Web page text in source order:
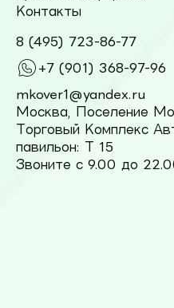
Контакты
8 (495) 723-86-77
+7 (901) 368-97-96
mkover1@yandex.ru
Москва, Поселение
Торговый Комплекс
павильон: Т 15
Звоните с 9.00 до